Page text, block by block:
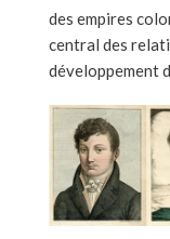
des empires
central des
développement